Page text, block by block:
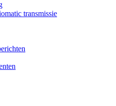
transmissie